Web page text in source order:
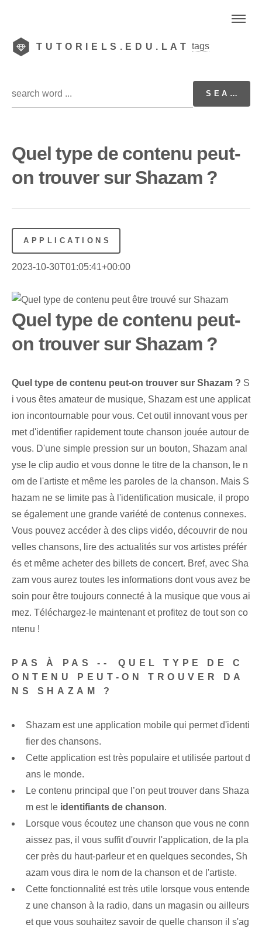
TUTORIELS.EDU.LAT tags
Quel type de contenu peut-
on trouver sur Shazam ?
APPLICATIONS
2023-10-30T01:05:41+00:00
Quel type de contenu peut-
on trouver sur Shazam ?
Quel type de contenu peut-on trouver sur Shazam ? S
i vous êtes amateur de musique, Shazam est une applicat
ion incontournable pour vous. Cet outil innovant⁤ vous per
met d'identifier rapidement⁢ toute chanson‍ jouée⁢ autour de
vous. D'une simple pression sur un bouton, Shazam anal
yse le clip audio et vous donne le titre de la chanson, le n
om de l'artiste et même les paroles de la chanson. Mais S
hazam ne se limite pas à l'identification musicale, il propo
se également une grande variété de contenus connexes.
Vous pouvez accéder à des clips vidéo, découvrir de nou
velles chansons, lire des actualités sur vos artistes préfér
és et même acheter des billets de concert. Bref, avec Sha
zam vous aurez toutes les informations dont vous avez be
soin pour être toujours connecté à la musique que vous ai
mez. Téléchargez-le maintenant et profitez de tout son co
ntenu !
PAS À PAS --⁢ QUEL TYPE DE C
ONTENU PEUT-ON TROUVER DA
NS SHAZAM ?
Shazam est une application mobile qui permet d'identi
fier des chansons.
Cette application est très populaire et utilisée partout d
ans le monde.
Le contenu principal que l’on peut trouver dans Shaza
m est le identifiants de chanson.
Lorsque vous écoutez une chanson que vous ne conn
aissez pas, il vous suffit d'ouvrir l'application, de la pla
cer près du haut-parleur et en quelques secondes, Sh
azam vous dira le nom de la chanson et de l'artiste.
Cette fonctionnalité est très utile lorsque vous entende
z une chanson à la radio, dans un magasin ou ailleurs
et que vous souhaitez savoir de quelle chanson il s'ag